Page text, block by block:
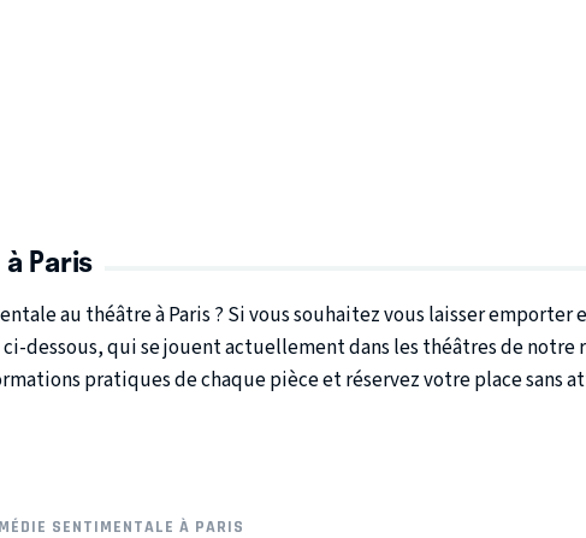
Paris
au théâtre à Paris ? Si vous souhaitez vous laisser
dessous, qui se jouent actuellement dans les théâtres de notre
pratiques de chaque pièce et réservez votre place sans
SENTIMENTALE À PARIS